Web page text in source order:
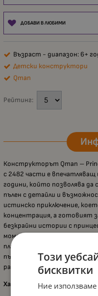
ДОБАВИ В ЛЮБИМИ
Възраст - диапазон: 6+
Детски конструктори
Qman
Рейтинг:
Конструкторът Qman –
с 2482 части е впечатляващ
години, който позволява да
пълен с детайли и
истинско приключение,
концентрация, а готовият
безкрайни истории с
моменти. Частите са
пластмаса, свързват се
пълната съвместимост с
разширяване на света на
Характеристики:
Този
бисквитки
Ние използваме